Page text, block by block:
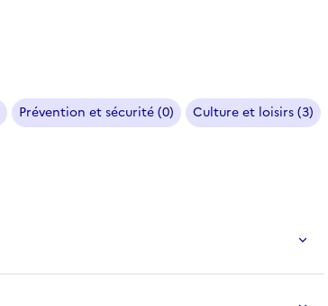
Prévention et sécurité (0)
Culture et loisirs (3)